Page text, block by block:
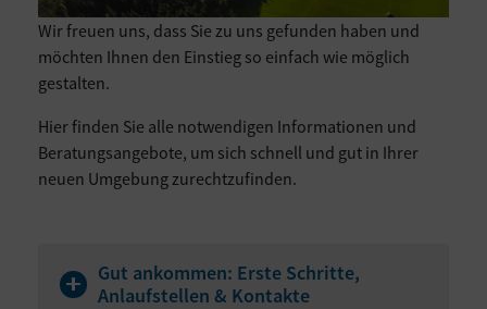
Wir freuen uns, dass Sie zu uns gefunden haben und
möchten Ihnen den Einstieg so einfach wie möglich
gestalten.
Hier finden Sie alle notwendigen Informationen und
Beratungsangebote, um sich schnell und gut in Ihrer
neuen Umgebung zurechtzufinden.
Gut ankommen: Erste Schritte,
Anlaufstellen & Kontakte